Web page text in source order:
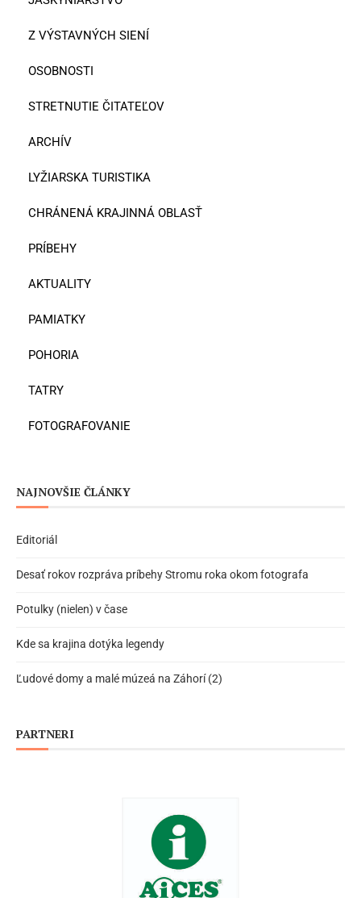
Z VÝSTAVNÝCH SIENÍ
OSOBNOSTI
STRETNUTIE ČITATEĽOV
ARCHÍV
LYŽIARSKA TURISTIKA
CHRÁNENÁ KRAJINNÁ OBLASŤ
PRÍBEHY
AKTUALITY
PAMIATKY
POHORIA
TATRY
FOTOGRAFOVANIE
NAJNOVŠIE ČLÁNKY
Editoriál
Desať rokov rozpráva príbehy Stromu roka okom fotografa
Potulky (nielen) v čase
Kde sa krajina dotýka legendy
Ľudové domy a malé múzeá na Záhorí (2)
PARTNERI